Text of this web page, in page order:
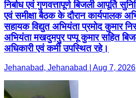
निर्बाध एवं गुणवत्तापूर्ण बिजली आपूर्ति
एवं समीक्षा बैठक के दौरान कार्यपालक
सहायक विद्युत अभियंता प्रमोद कुमार
अभियंता मखदुमपुर पप्पू कुमार सहित
अधिकारी एवं कर्मी उपस्थित रहे।
Jehanabad, Jehanabad | Aug 7, 2026